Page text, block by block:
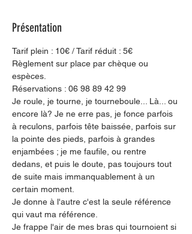
Présentation
Tarif plein : 10€ / Tarif réduit : 5€
Règlement sur place par chèque ou
espèces.
Réservations : 06 98 89 42 99
Je roule, je tourne, je tourneboule... Là... ou
encore là? Je ne erre pas, je fonce parfois
à reculons, parfois tête baissée, parfois sur
la pointe des pieds, parfois à grandes
enjambées ; je me faufile, ou rentre
dedans, et puis le doute, pas toujours tout
de suite mais immanquablement à un
certain moment.
Je donne à l'autre c'est la seule référence
qui vaut ma référence.
Je frappe l'air de mes bras qui tournoient si